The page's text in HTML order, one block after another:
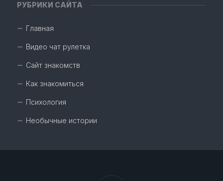
РУБРИКИ САЙТА
Главная
Видео чат рулетка
Сайт знакомств
Как знакомиться
Психология
Необычные истории